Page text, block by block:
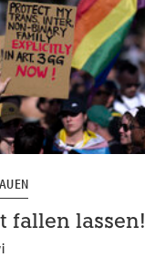
fallen lassen!